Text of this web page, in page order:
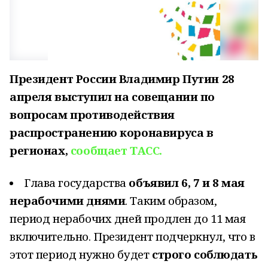
Президент России Владимир Путин 28
апреля выступил на совещании по
вопросам противодействия
распространению коронавируса в
регионах, сообщает ТАСС.
Глава государства объявил 6, 7 и 8 мая
нерабочими днями. Таким образом,
период нерабочих дней продлен до 11 мая
включительно. Президент подчеркнул, что в
этот период нужно будет строго соблюдать